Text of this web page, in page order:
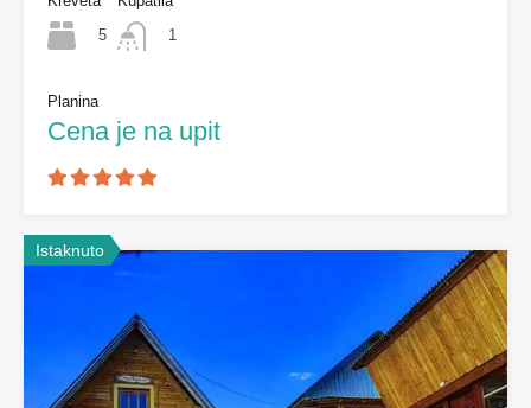
5
1
Planina
Cena je na upit
Istaknuto